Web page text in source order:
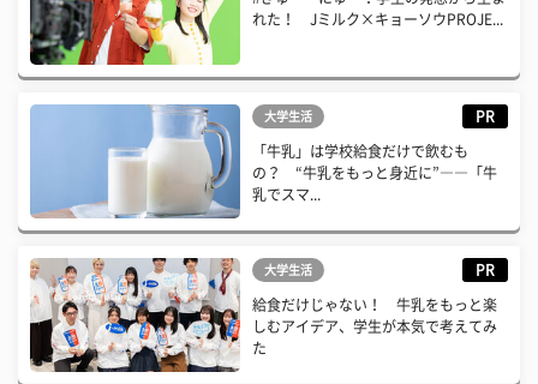
れた！ Jミルク×キョーソウPROJE...
大学生活 PR
「牛乳」は学校給食だけで飲むも
の？ “牛乳をもっと身近に”――「牛
乳でスマ...
大学生活 PR
給食だけじゃない！ 牛乳をもっと楽
しむアイデア、学生が本気で考えてみ
た